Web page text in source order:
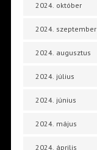
2024. október
2024. szeptember
2024. augusztus
2024. július
2024. június
2024. május
2024. április